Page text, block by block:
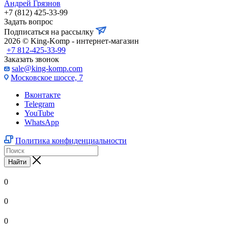
Андрей Грязнов
+7 (812) 425-33-99
Задать вопрос
Подписаться на рассылку
2026 © King-Komp - интернет-магазин
+7 812-425-33-99
Заказать звонок
sale@king-komp.com
Московское шоссе, 7
Вконтакте
Telegram
YouTube
WhatsApp
Политика конфиденциальности
Найти
0
0
0